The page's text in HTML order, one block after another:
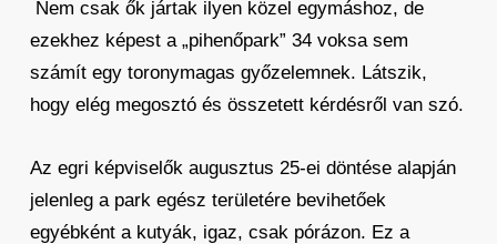
Nem csak ők jártak ilyen közel egymáshoz, de
ezekhez képest a „pihenőpark” 34 voksa sem
számít egy toronymagas győzelemnek. Látszik,
hogy elég megosztó és összetett kérdésről van szó.
Az egri képviselők augusztus 25-ei döntése alapján
jelenleg a park egész területére bevihetőek
egyébként a kutyák, igaz, csak pórázon. Ez a